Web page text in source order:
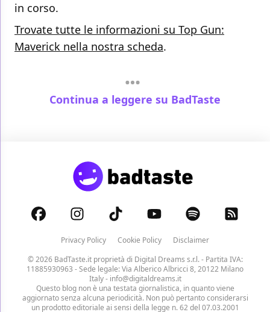
in corso.
Trovate tutte le informazioni su Top Gun:
Maverick nella nostra scheda.
Continua a leggere su BadTaste
Privacy Policy Cookie Policy
Disclaimer
© 2026 BadTaste.it proprietà di Digital Dreams s.r.l.- Partita IVA:
11885930963 - Sede legale: Via Alberico Albricci 8, 20122 Milano
Italy - info@digitaldreams.it
Questo blog non è una testata giornalistica, in quanto viene
aggiornato senza alcuna periodicità. Non può pertanto considerarsi
un prodotto editoriale ai sensi della legge n. 62 del 07.03.2001